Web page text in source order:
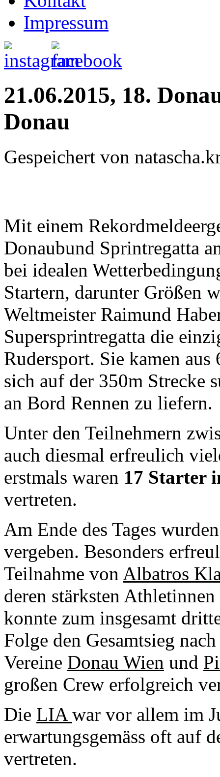
Impressum
21.06.2015, 18.
Donau
Gespeichert von
Mit einem
Donaubund Sprintregatta
bei idealen
Startern, darunter Größen
Weltmeister Raimund
Supersprintregatta die
Rudersport. Sie kamen
sich auf der 350m Strecke
an Bord Rennen zu liefern.
Unter den Teilnehmern
auch diesmal erfreulich
erstmals waren 17 Starter
vertreten.
Am Ende des Tages
vergeben. Besonders
Teilnahme von Albatros
deren stärksten
konnte zum insgesamt
Folge den Gesamtsieg
Vereine Donau Wien und
großen Crew erfolgreich
Die LIA war vor allem im
erwartungsgemäss oft auf
vertreten.